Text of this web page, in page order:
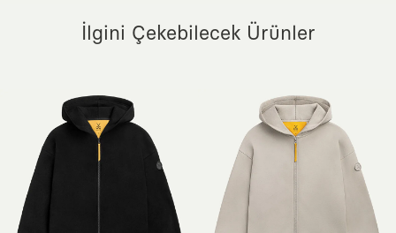
İlgini Çekebilecek Ürünler